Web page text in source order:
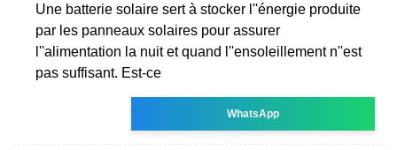
Une batterie solaire sert à stocker l''énergie produite
par les panneaux solaires pour assurer
l''alimentation la nuit et quand l''ensoleillement n''est
pas suffisant. Est-ce
WhatsApp